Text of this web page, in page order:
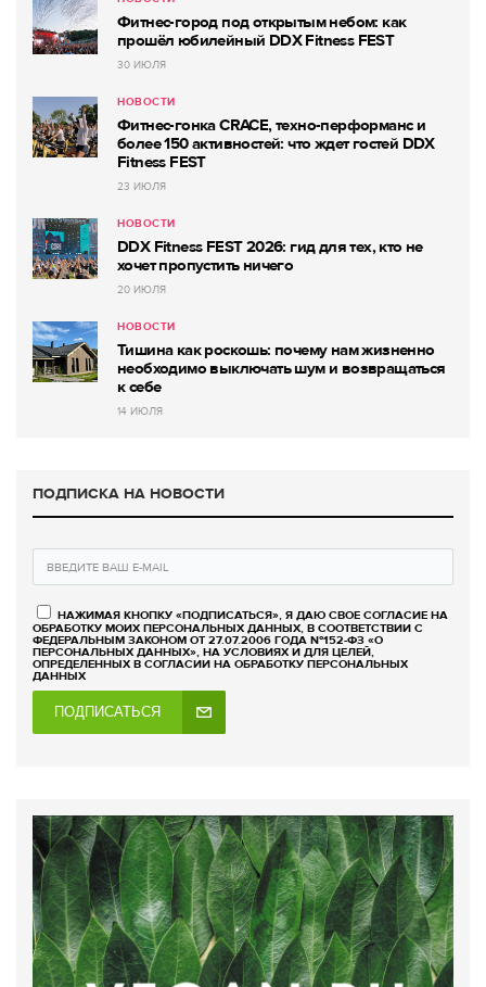
Фитнес-город под открытым небом: как
прошёл юбилейный DDX Fitness FEST
30 ИЮЛЯ
НОВОСТИ
Фитнес-гонка CRACE, техно-перформанс и
более 150 активностей: что ждет гостей DDX
Fitness FEST
23 ИЮЛЯ
НОВОСТИ
DDX Fitness FEST 2026: гид для тех, кто не
хочет пропустить ничего
20 ИЮЛЯ
НОВОСТИ
Тишина как роскошь: почему нам жизненно
необходимо выключать шум и возвращаться
к себе
14 ИЮЛЯ
ПОДПИСКА НА НОВОСТИ
НАЖИМАЯ КНОПКУ «ПОДПИСАТЬСЯ», Я ДАЮ СВОЕ СОГЛАСИЕ НА
ОБРАБОТКУ МОИХ ПЕРСОНАЛЬНЫХ ДАННЫХ, В СООТВЕТСТВИИ С
ФЕДЕРАЛЬНЫМ ЗАКОНОМ ОТ 27.07.2006 ГОДА №152-ФЗ «О
ПЕРСОНАЛЬНЫХ ДАННЫХ», НА УСЛОВИЯХ И ДЛЯ ЦЕЛЕЙ,
ОПРЕДЕЛЕННЫХ В СОГЛАСИИ НА ОБРАБОТКУ ПЕРСОНАЛЬНЫХ
ДАННЫХ
ПОДПИСАТЬСЯ